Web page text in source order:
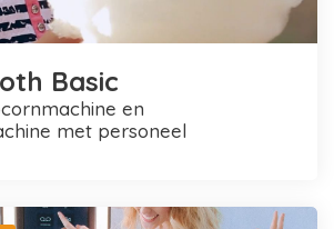
Basic
met personeel